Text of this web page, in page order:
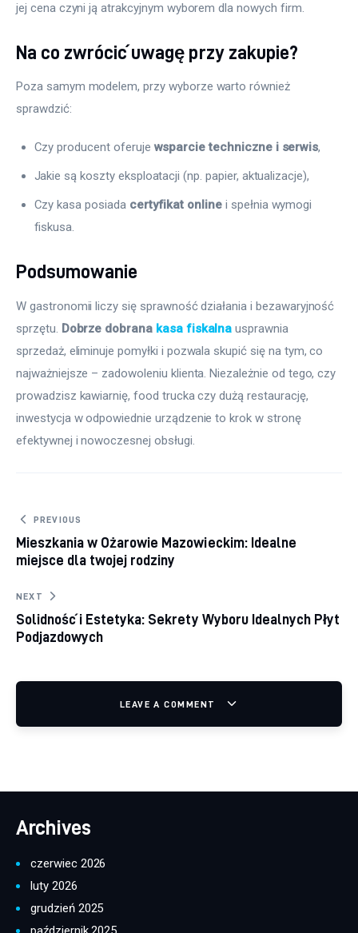
jej cena czyni ją atrakcyjnym wyborem dla nowych firm.
Na co zwrócić uwagę przy zakupie?
Poza samym modelem, przy wyborze warto również
sprawdzić:
Czy producent oferuje wsparcie techniczne i serwis,
Jakie są koszty eksploatacji (np. papier, aktualizacje),
Czy kasa posiada certyfikat online i spełnia wymogi
fiskusa.
Podsumowanie
W gastronomii liczy się sprawność działania i bezawaryjność
sprzętu. Dobrze dobrana kasa fiskalna usprawnia
sprzedaż, eliminuje pomyłki i pozwala skupić się na tym, co
najważniejsze – zadowoleniu klienta. Niezależnie od tego, czy
prowadzisz kawiarnię, food trucka czy dużą restaurację,
inwestycja w odpowiednie urządzenie to krok w stronę
efektywnej i nowoczesnej obsługi.
Nawigacja wpisu
PREVIOUS
Mieszkania w Ożarowie Mazowieckim: Idealne
miejsce dla twojej rodziny
NEXT
Solidność i Estetyka: Sekrety Wyboru Idealnych Płyt
Podjazdowych
LEAVE A COMMENT
Archives
czerwiec 2026
luty 2026
grudzień 2025